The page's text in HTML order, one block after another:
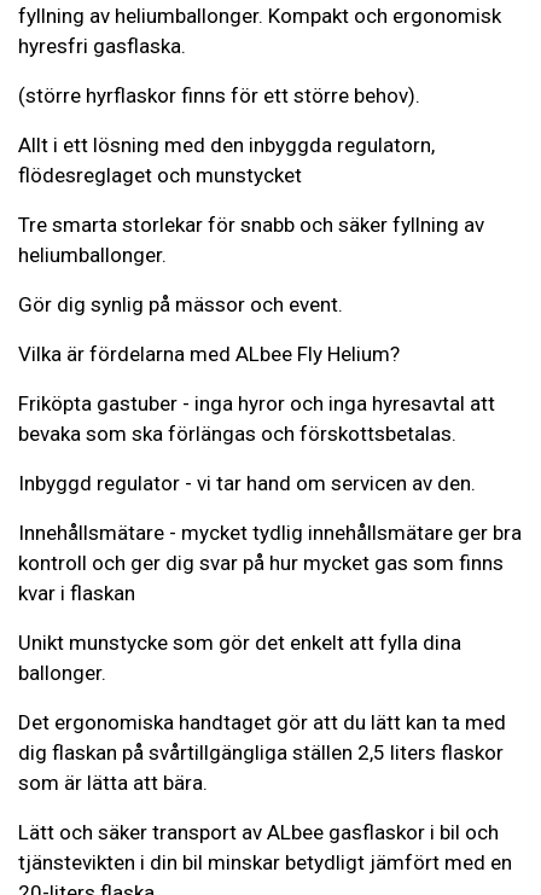
fyllning av heliumballonger. Kompakt och ergonomisk
hyresfri gasflaska.
(större hyrflaskor finns för ett större behov).
Allt i ett lösning med den inbyggda regulatorn,
flödesreglaget och munstycket
Tre smarta storlekar för snabb och säker fyllning av
heliumballonger.
Gör dig synlig på mässor och event.
Vilka är fördelarna med ALbee Fly Helium?
Friköpta gastuber - inga hyror och inga hyresavtal att
bevaka som ska förlängas och förskottsbetalas.
Inbyggd regulator - vi tar hand om servicen av den.
Innehållsmätare - mycket tydlig innehållsmätare ger bra
kontroll och ger dig svar på hur mycket gas som finns
kvar i flaskan
Unikt munstycke som gör det enkelt att fylla dina
ballonger.
Det ergonomiska handtaget gör att du lätt kan ta med
dig flaskan på svårtillgängliga ställen 2,5 liters flaskor
som är lätta att bära.
Lätt och säker transport av ALbee gasflaskor i bil och
tjänstevikten i din bil minskar betydligt jämfört med en